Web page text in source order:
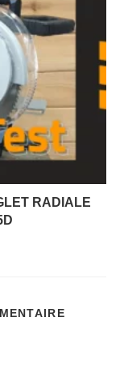
RADIALE